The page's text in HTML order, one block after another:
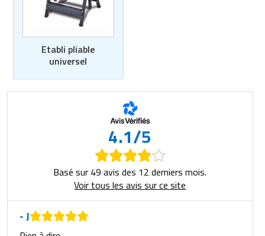
Etabli pliable
universel
4.1/5
Basé sur 49 avis des 12 derniers mois.
Voir tous les avis sur ce site
- J